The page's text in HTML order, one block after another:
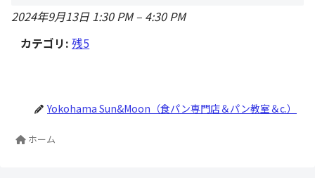
2024年9月13日 1:30 PM– 4:30 PM
カテゴリ: 残5
Yokohama Sun&Moon（食パン専門店＆パン教室＆c.）
ホーム